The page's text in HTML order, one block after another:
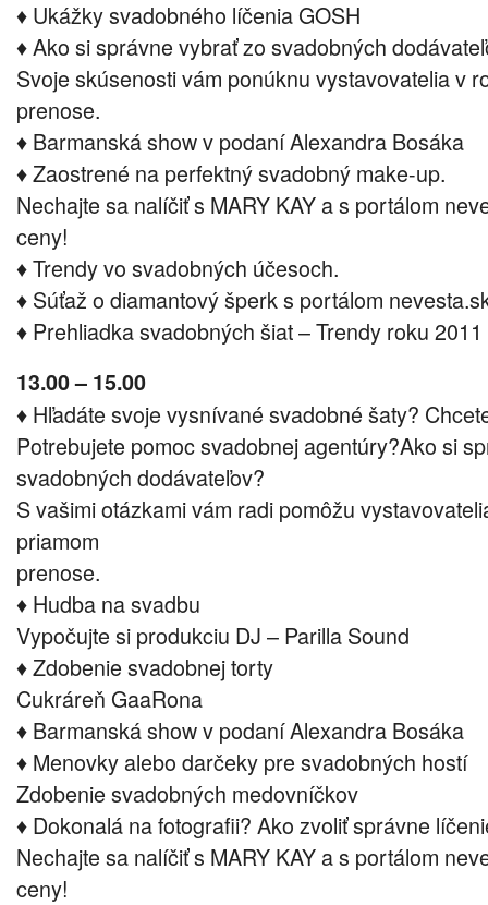
♦ Ukážky svadobného líčenia GOSH
♦ Ako si správne vybrať zo svadobných
Svoje skúsenosti vám ponúknu vystavovatelia v
prenose.
♦ Barmanská show v podaní Alexandra Bosáka
♦ Zaostrené na perfektný svadobný make-up.
Nechajte sa nalíčiť s MARY KAY a s portálom
ceny!
♦ Trendy vo svadobných účesoch.
♦ Súťaž o diamantový šperk s portálom
♦ Prehliadka svadobných šiat – Trendy roku 2011
13.00 – 15.00
♦ Hľadáte svoje vysnívané svadobné šaty?
Potrebujete pomoc svadobnej agentúry?Ako si
svadobných dodávateľov?
S vašimi otázkami vám radi pomôžu
priamom
prenose.
♦ Hudba na svadbu
Vypočujte si produkciu DJ – Parilla Sound
♦ Zdobenie svadobnej torty
Cukráreň GaaRona
♦ Barmanská show v podaní Alexandra Bosáka
♦ Menovky alebo darčeky pre svadobných hostí
Zdobenie svadobných medovníčkov
♦ Dokonalá na fotografii? Ako zvoliť správne
Nechajte sa nalíčiť s MARY KAY a s portálom
ceny!